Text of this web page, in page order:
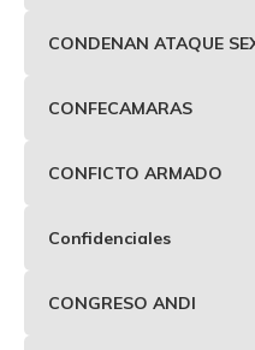
CONDENAN ATAQUE
CONFECAMARAS
CONFICTO ARMADO
Confidenciales
CONGRESO ANDI